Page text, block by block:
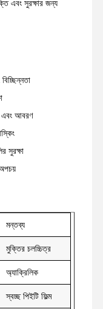
এবং সুরক্ষার জন্য
এবং আবরণ
সুরক্ষা
মন্তব্য
মুক্তির চলচ্চিত্র
অ্যাক্রিলিক
স্বচ্ছ পিইটি ফিল্ম